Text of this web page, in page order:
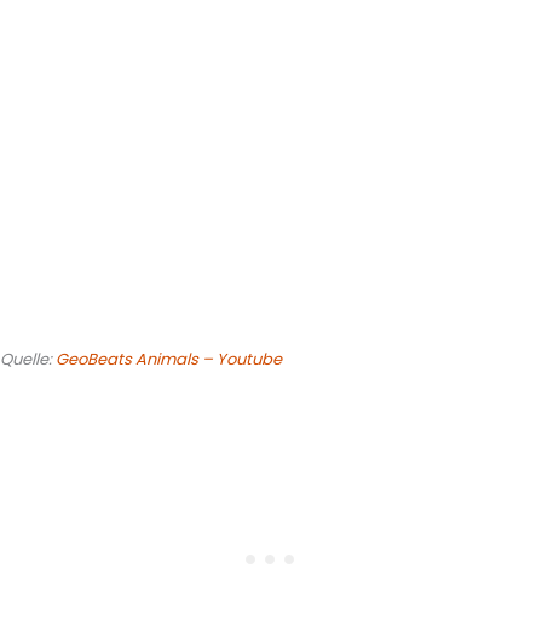
Quelle:GeoBeats Animals – Youtube